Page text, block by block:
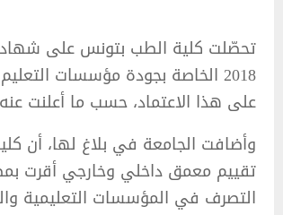
2018 الخاصة بجودة مؤسسات
على هذا الاعتماد، حسب ما أعلنت
وأضافت الجامعة في بلاغ لها، أن
تقييم معمق داخلي وخارجي أقرت
التصرف في المؤسسات التعليمية